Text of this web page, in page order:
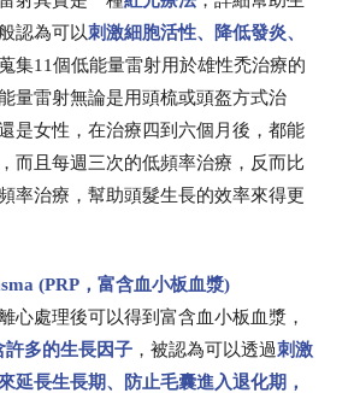
認為可以刺激細胞活性、降低發炎、
集11個低能量雷射用於雄性禿治療的
量雷射無論是用頭梳或頭盔方式治
是女性，在治療四到六個月後，都能
而且每週三次的低頻率治療，反而比
率治療，幫助頭髮生長的效率來得更
(PRP，富含血小板血漿)
心處理後可以得到富含血小板血漿，
許多的生長因子 ，被認為可以透過刺激
延長生長期、防止毛囊進入退化期，